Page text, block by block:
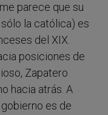
parece que su
la católica) es
del XIX.
posiciones de
Zapatero
hacia atrás. A
es de